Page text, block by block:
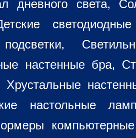
дневного света,
подсветки,
настенные бра,
Хрустальные
настольные